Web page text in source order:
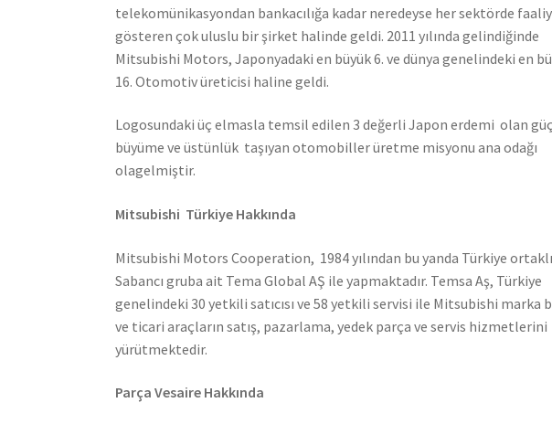
telekomünikasyondan bankacılığa kadar neredeyse her sektörde
gösteren çok uluslu bir şirket halinde geldi. 2011 yılında gelindiğinde
Mitsubishi Motors, Japonyadaki en büyük 6. ve dünya genelindeki en
16. Otomotiv üreticisi haline geldi.
Logosundaki üç elmasla temsil edilen 3 değerli Japon erdemi olan
büyüme ve üstünlük taşıyan otomobiller üretme misyonu ana odağı
olagelmiştir.
Mitsubishi Türkiye Hakkında
Mitsubishi Motors Cooperation, 1984 yılından bu yanda Türkiye
Sabancı gruba ait Tema Global AŞ ile yapmaktadır. Temsa Aş, Türkiye
genelindeki 30 yetkili satıcısı ve 58 yetkili servisi ile Mitsubishi marka
ve ticari araçların satış, pazarlama, yedek parça ve servis hizmetlerini
yürütmektedir.
Parça Vesaire Hakkında